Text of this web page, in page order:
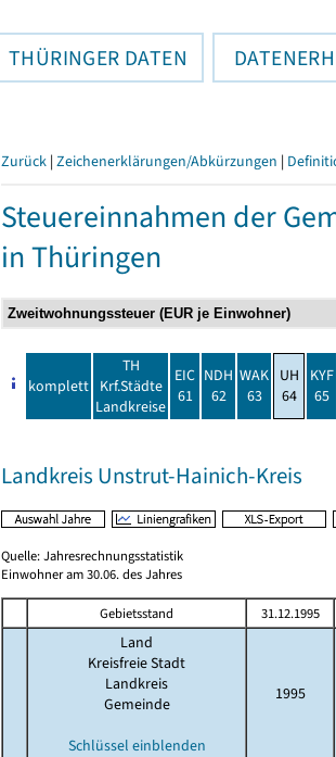
THÜRINGER DATEN
Zurück | Zeichenerklärungen/Abkürzungen |
Steuereinnahmen der
in Thüringen
komplett
TH
Krf.Städte
Landkreise
EIC
61
NDH
62
WAK
63
UH
64
KYF
65
Landkreis Unstrut-Hainich-Kreis
Quelle: Jahresrechnungsstatistik
Einwohner am 30.06. des Jahres
Gebietsstand 31.12.1995
Land
Kreisfreie Stadt
Landkreis
Gemeinde
Schlüssel einblenden
1995